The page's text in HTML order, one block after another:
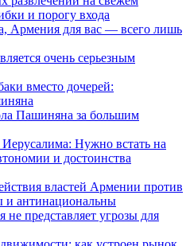
и порогу входа
Армения для вас — всего лишь
очень серьезным
вместо дочерей:
Пашиняна за большим
Нужно встать на
и достоинства
властей Армении против
и антинациональны
представляет угрозы для